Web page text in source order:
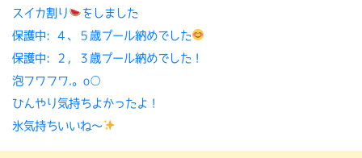
スイカ割り
をしました
保護中: ４、５歳プール納めでした
保護中: ２，３歳プール納めでした！
泡フワフワ.。o○
ひんやり気持ちよかったよ！
氷気持ちいいね〜